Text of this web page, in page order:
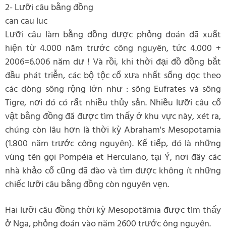
2- Lưỡi câu bằng đồng
can cau luc
Lưỡi câu làm bằng đồng được phỏng đoán đã xuất
hiện từ 4.000 năm trước công nguyên, tức 4.000 +
2006=6.006 năm dư ! Và rồi, khi thời đại đồ đồng bắt
đầu phát triễn, các bộ tộc cổ xưa nhất sống dọc theo
các dòng sông rộng lớn như : sông Eufrates và sông
Tigre, nơi đó có rất nhiều thủy sản. Nhiều lưỡi câu cổ
vật bằng đồng đã được tìm thấy ở khu vực này, xét ra,
chúng còn lâu hơn là thời kỳ Abraham's Mesopotamia
(1.800 năm trước công nguyên). Kế tiếp, đó là những
vùng tên gọi Pompéia et Herculano, tại Ý, nơi đây các
nhà khảo cổ cũng đã đào và tìm được không ít những
chiếc lưỡi câu bằng đồng còn nguyên vẹn.
Hai lưỡi câu đồng thời kỳ Mesopotâmia được tìm thấy
ở Nga, phỏng đoán vào năm 2600 trước ông nguyên.